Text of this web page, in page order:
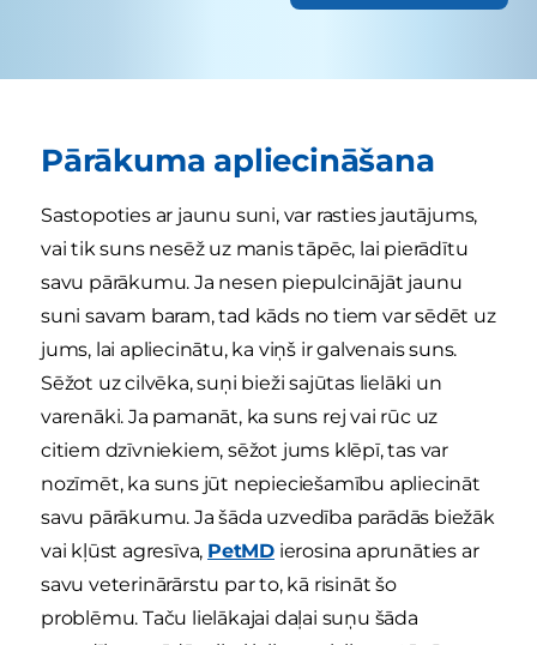
Pārākuma apliecināšana
Sastopoties ar jaunu suni, var rasties jautājums,
vai tik suns nesēž uz manis tāpēc, lai pierādītu
savu pārākumu. Ja nesen piepulcinājāt jaunu
suni savam baram, tad kāds no tiem var sēdēt uz
jums, lai apliecinātu, ka viņš ir galvenais suns.
Sēžot uz cilvēka, suņi bieži sajūtas lielāki un
varenāki. Ja pamanāt, ka suns rej vai rūc uz
citiem dzīvniekiem, sēžot jums klēpī, tas var
nozīmēt, ka suns jūt nepieciešamību apliecināt
savu pārākumu. Ja šāda uzvedība parādās biežāk
vai kļūst agresīva, PetMD ierosina aprunāties ar
savu veterinārārstu par to, kā risināt šo
problēmu. Taču lielākajai daļai suņu šāda